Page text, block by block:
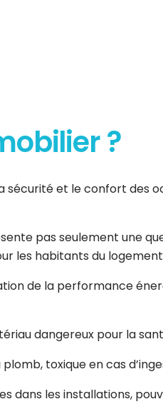
?
et le confort des
pas seulement une
les habitants du
de la performance
dangereux pour la
toxique en cas
dans les installations,